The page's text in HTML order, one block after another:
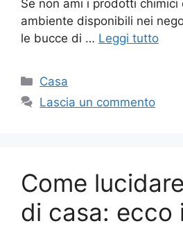
Se non ami i prodotti
ambiente disponibili nei
le bucce di … Leggi tutto
Categorie
Casa
Lascia un commento
Come
di casa: ecco